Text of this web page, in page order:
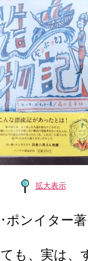
拡大表示
ポンイター
も、実は、